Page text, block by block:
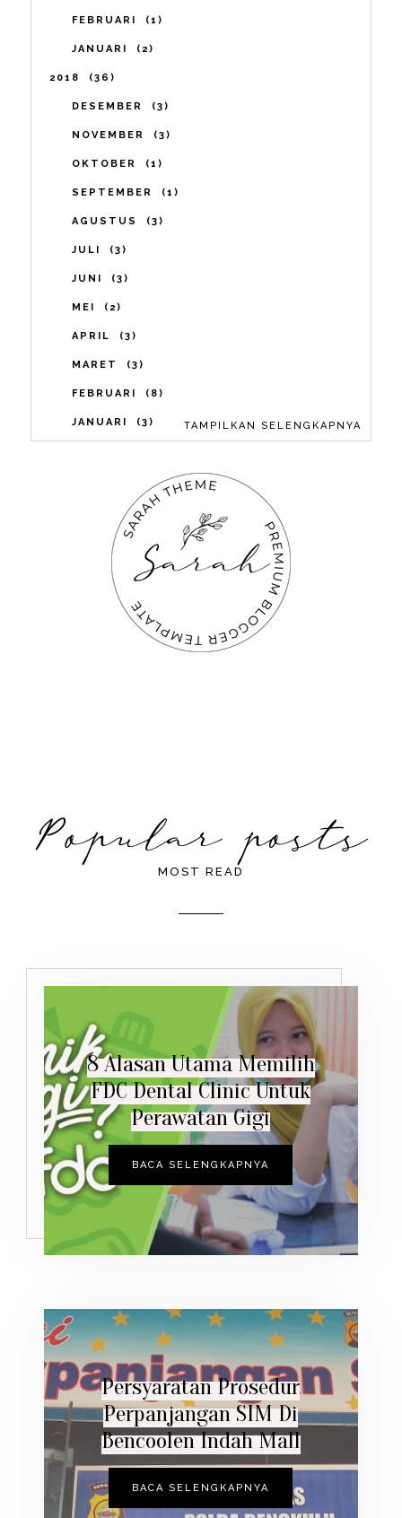
FEBRUARI 1
JANUARI 2
2018 36
DESEMBER 3
NOVEMBER 3
OKTOBER 1
SEPTEMBER 1
AGUSTUS 3
JULI 3
JUNI 3
MEI 2
APRIL 3
MARET 3
FEBRUARI 8
JANUARI 3 TAMPILKAN SELENGKAPNYA
MOST READ
8 Alasan Utama Memilih
FDC Dental Clinic Untuk
Perawatan Gigi
BACA SELENGKAPNYA
Persyaratan Prosedur
Perpanjangan SIM Di
Bencoolen Indah Mall
BACA SELENGKAPNYA